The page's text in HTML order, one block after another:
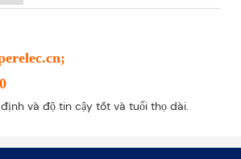
và độ tin cậy tốt và tuổi thọ dài.